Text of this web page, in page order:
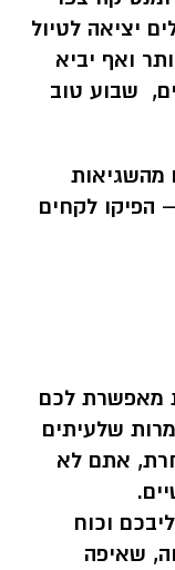
יציאה לטיול
ואף יביא
שבוע טוב
מהשגיאות
לקחים
מאפשרת לכם
שלעיתים
אתם לא
וכוח
שאיפה